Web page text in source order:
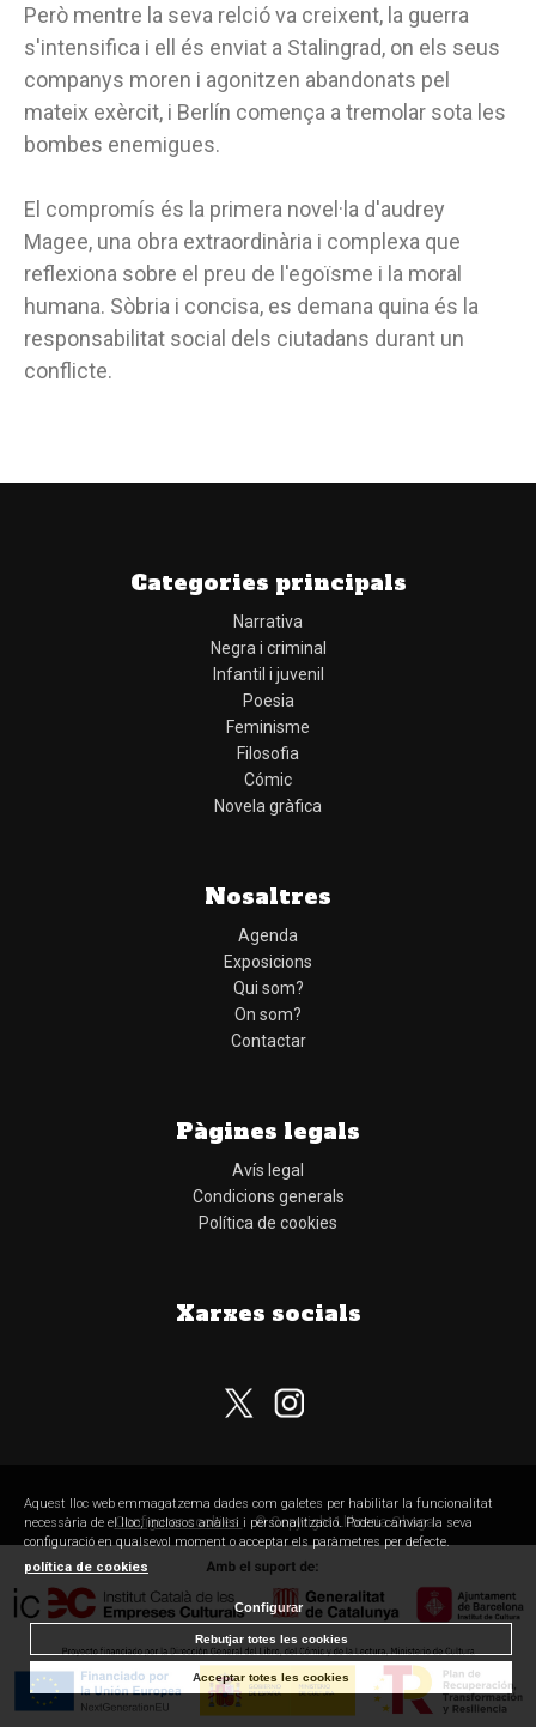
Però mentre la seva relció va creixent, la guerra
s'intensifica i ell és enviat a Stalingrad, on els seus
companys moren i agonitzen abandonats pel
mateix exèrcit, i Berlín comença a tremolar sota les
bombes enemigues.
El compromís és la primera novel·la d'audrey
Magee, una obra extraordinària i complexa que
reflexiona sobre el preu de l'egoïsme i la moral
humana. Sòbria i concisa, es demana quina és la
responsabilitat social dels ciutadans durant un
conflicte.
Categories principals
Narrativa
Negra i criminal
Infantil i juvenil
Poesia
Feminisme
Filosofia
Cómic
Novela gràfica
Nosaltres
Agenda
Exposicions
Qui som?
On som?
Contactar
Pàgines legals
Avís legal
Condicions generals
Política de cookies
Xarxes socials
Configurar cookies © Copyright Llibreria Obaga
Aquest lloc web emmagatzema dades com galetes per habilitar la funcionalitat
necessària de el lloc, inclosos anàlisi i personalització. Podeu canviar la seva
configuració en qualsevol moment o acceptar els paràmetres per defecte.
política de cookies
Configurar
Rebutjar totes les cookies
Acceptar totes les cookies
Subscriu-te al nostre butlletí
He llegit, comprenc i accepto lapolítica de privacitat
SUBSCRIURE'M